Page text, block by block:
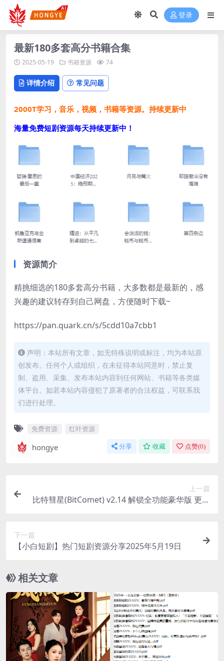
登录
最新180多套高分书籍合集
2025-05-19 书籍资源 74
详情介绍 常见问题
2000T学习，音乐，视频，书籍等资源。持续更新中
海量免费短剧资源每天持续更新中！
资源简介
精挑细选的180多套高分书籍，大多数都是最新的，感
兴趣的建议转存到自己网盘，方便随时下载~
​https://pan.quark.cn/s/5cdd10a7cbb1
声明：本站所有文章，如无特殊说明或标注，均为本站原
创发布。任何个人或组织，在未征得本站同意时，禁止复
制、盗用、采集、发布本站内容到任何网站、书籍等各类媒
体平台。如若本站内容侵犯了原著者的合法权益，可联系我
们进行处理。
免费资源 红叶资源
hongye 分享 收藏 点赞(0)
上一篇
比特彗星(BitComet) v2.14 解锁全功能豪华版 更新
下一篇
【小白短剧】热门短剧资源分享2025年5月19日
相关文章